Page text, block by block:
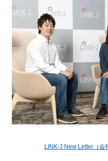
LINK-J New Letter（会